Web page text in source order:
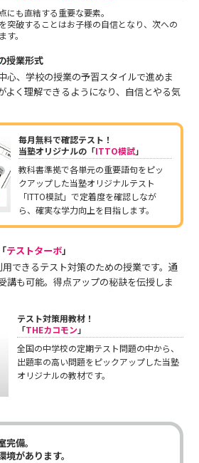
にも直結する重要な要素。
突破することはお子様の自信となり、次への
。
授業形式
心、学校の授業の予習スタイルで進めま
よく理解できるようになり、自信とやる気
毎月無料で確認テスト！
当塾オリジナルの「ITTO模試」
教科書準拠で各単元の重要語句をピッ
クアップした当塾オリジナルテスト
「ITTO模試」で定着度を確認しなが
ら、確実な学力向上を目指します。
テストターボ」
できるテスト対策のための授業です。通
講も可能。得点アップの秘訣を伝授しま
テスト対策用教材！
「THEカコモン」
全国の中学校の定期テスト問題の中から、
出題率の高い問題をピックアップした当塾
オリジナルの教材です。
備。
があります。